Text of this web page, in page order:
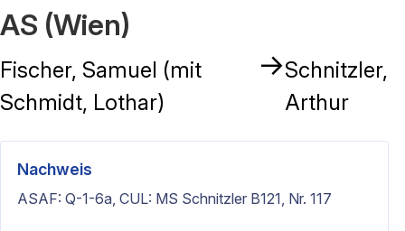
AS (Wien)
Fischer, Samuel (mit
Schmidt, Lothar)
→Schnitzler,
Arthur
Nachweis
ASAF: Q-1-6a, CUL: MS Schnitzler B121, Nr. 117